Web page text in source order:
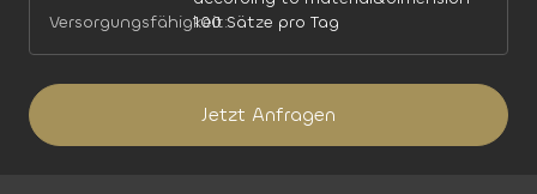
Versorgungsfähigkeit:100 Sätze pro Tag
Jetzt Anfragen